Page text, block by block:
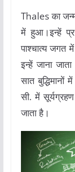
Thales का
में हुआ।इन्हें
पाश्चात्य जगत
इन्हें जाना
सात
सी. में सूर्यग्रहण
जाता है।